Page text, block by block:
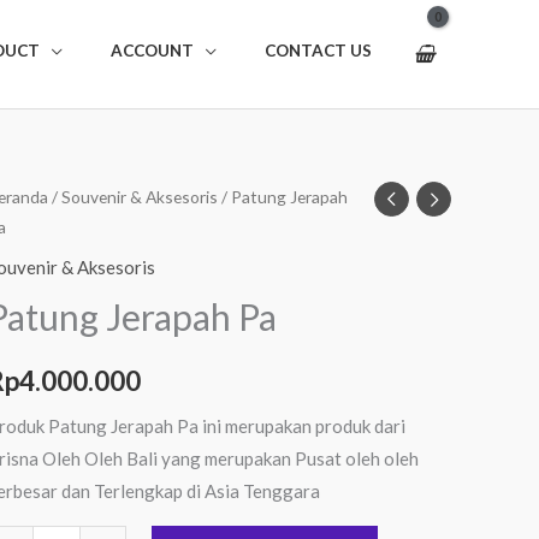
ACCOUNT CONTACT US
/Souvenir & Aksesoris / Patung Jerapah
& Aksesoris
Jerapah Pa
4.000.000
Patung Jerapah Pa ini merupakan produk dari
Oleh Oleh Bali yang merupakan Pusat oleh oleh
dan Terlengkap di Asia Tenggara